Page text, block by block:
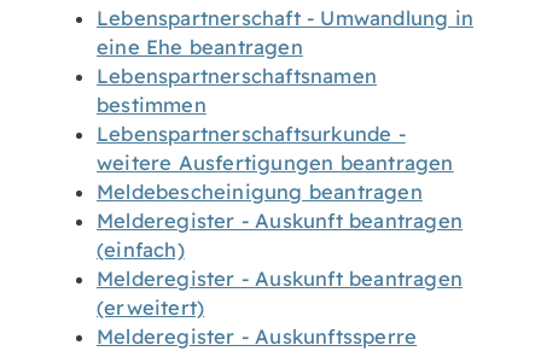
Lebenspartnerschaft - Umwandlung in
eine Ehe beantragen
Lebenspartnerschaftsnamen
bestimmen
Lebenspartnerschaftsurkunde -
weitere Ausfertigungen beantragen
Meldebescheinigung beantragen
Melderegister - Auskunft beantragen
(einfach)
Melderegister - Auskunft beantragen
(erweitert)
Melderegister - Auskunftssperre